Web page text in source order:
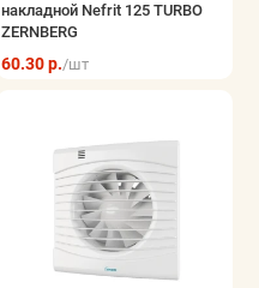
накладной Nefrit 125 TURBO
ZERNBERG
60.30 р./шт